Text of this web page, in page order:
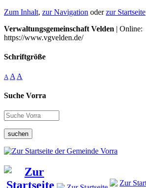
Zum Inhalt, zur Navigation oderzur Startseite
Verwaltungsgemeinschaft Velden | Online:
https://www.vgvelden.de/
Schriftgröße
A A A
Suche Vorra
suchen